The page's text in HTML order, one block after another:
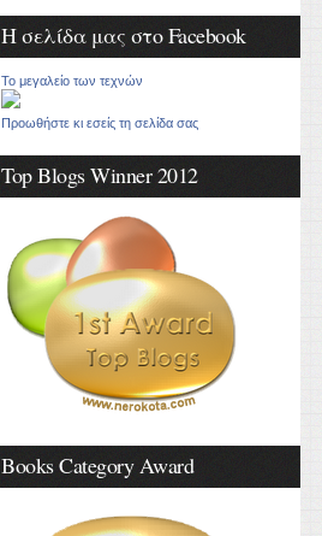
Η σελίδα μας στο Facebook
Το μεγαλείο των τεχνών
Προωθήστε κι εσείς τη σελίδα σας
Top Blogs Winner 2012
Books Category Award